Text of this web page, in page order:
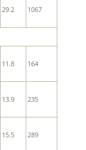
29.2 1067
11.8 164
13.9 235
15.5 289